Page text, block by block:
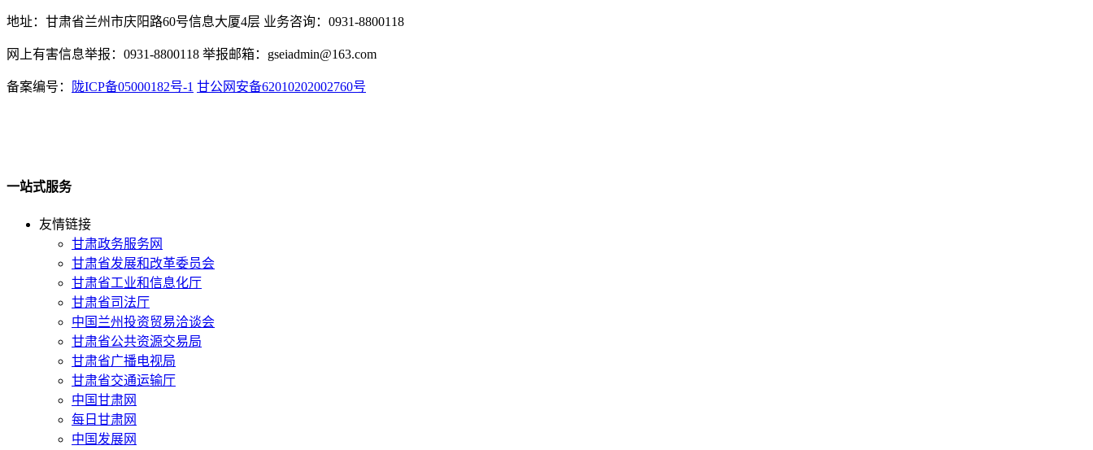
地址：甘肃省兰州市庆阳路60号信息大厦4层 业务咨询：0931-8800118
网上有害信息举报：0931-8800118 举报邮箱：gseiadmin@163.com
备案编号： 陇ICP备05000182号-1 甘公网安备62010202002760号
一站式服务
友情链接
甘肃政务服务网
甘肃省发展和改革委员会
甘肃省工业和信息化厅
甘肃省司法厅
中国兰州投资贸易洽谈会
甘肃省公共资源交易局
甘肃省广播电视局
甘肃省交通运输厅
中国甘肃网
每日甘肃网
中国发展网